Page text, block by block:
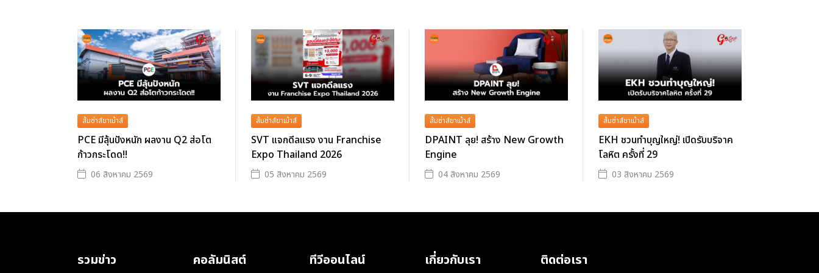
ส้มซ่าส์ขาเม้าส์
PCE มีลุ้นปังหนัก ผลงาน Q2 ส่อโต
ก้าวกระโดด!!
06 สิงหาคม 2569
ส้มซ่าส์ขาเม้าส์
SVT แจกดีลแรง งาน Franchise
Expo Thailand 2026
05 สิงหาคม 2569
ส้มซ่าส์ขาเม้าส์
DPAINT ลุย! สร้าง New Growth
Engine
04 สิงหาคม 2569
ส้มซ่าส์ขาเม้าส์
EKH ชวนทำบุญใหญ่! เปิดรับบริจาค
โลหิต ครั้งที่ 29
03 สิงหาคม 2569
รวมข่าว คอลัมนิสต์ ทีวีออนไลน์ เกี่ยวกับเรา ติดต่อเรา